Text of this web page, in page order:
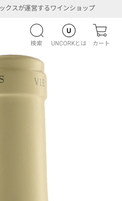
クスが運営するワインショップ
検索 UNCORKとは カート